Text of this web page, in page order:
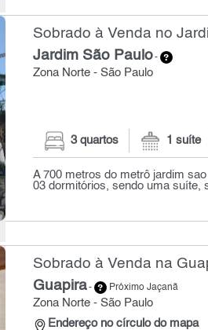
Sobrado à Venda no
Jardim São Paulo-
Zona Norte - São Paulo
3 quartos 1 suíte
A 700 metros do metrô jardim
03 dormitórios, sendo uma suíte,
Sobrado à Venda na
Guapira- Próximo Jaçanã
Zona Norte - São Paulo
Endereço no círculo do mapa